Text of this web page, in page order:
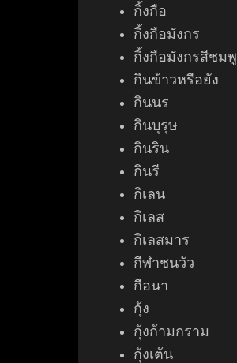
กิ้งกือ
กิ้งกือมังกร
กิ้งกือมังกรสีชมพู
กินข้าวหรือยัง
กินนร
กินบุรุษ
กินริน
กินรี
กิเลน
กิเลส
กิเลสมาร
กีฬาชนวัว
กือนา
กุ้ง
กุ้งก้ามกราม
กุ้งเต้น